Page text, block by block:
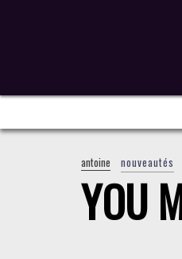
antoine nouveautés
YOU